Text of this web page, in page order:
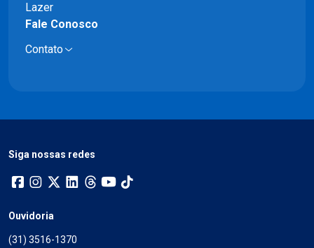
Lazer
Fale Conosco
Contato
Siga nossas redes
Ouvidoria
(31) 3516-1370